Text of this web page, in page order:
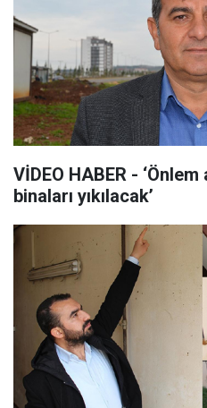
VİDEO HABER -
binaları yıkılacak’